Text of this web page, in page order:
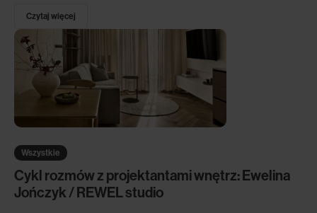
Czytaj więcej
Wszystkie
Cykl rozmów z projektantami wnętrz: Ewelina
Jończyk / REWEL studio